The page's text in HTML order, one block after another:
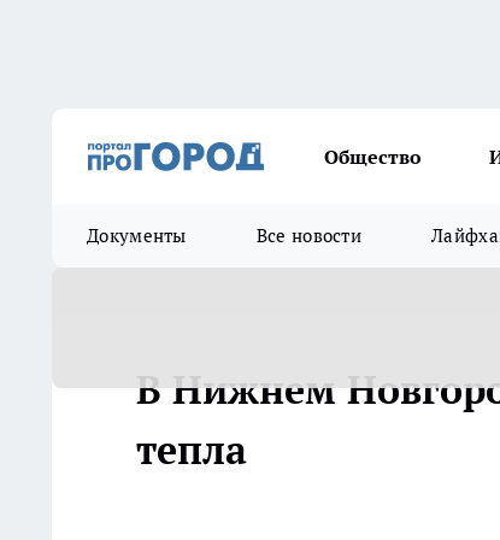
Общество
Документы Все новости
В Нижнем
тепла